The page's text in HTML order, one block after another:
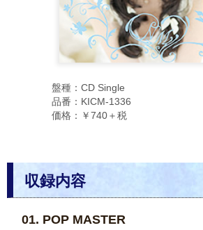
盤種：CD Single
品番：KICM-1336
価格：￥740＋税
収録内容
POP MASTER